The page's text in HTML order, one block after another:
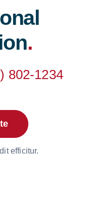
.
802-1234
efficitur.